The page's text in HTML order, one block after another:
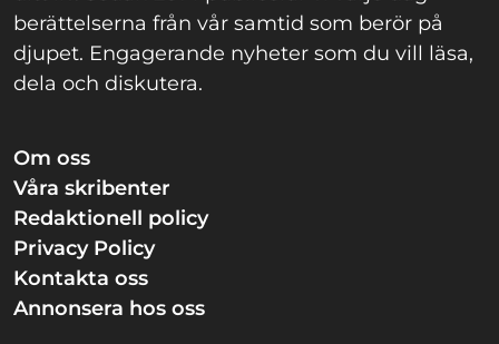
berättelserna från vår samtid som berör på
djupet. Engagerande nyheter som du vill läsa,
dela och diskutera.
Om oss
Våra skribenter
Redaktionell policy
Privacy Policy
Kontakta oss
Annonsera hos oss